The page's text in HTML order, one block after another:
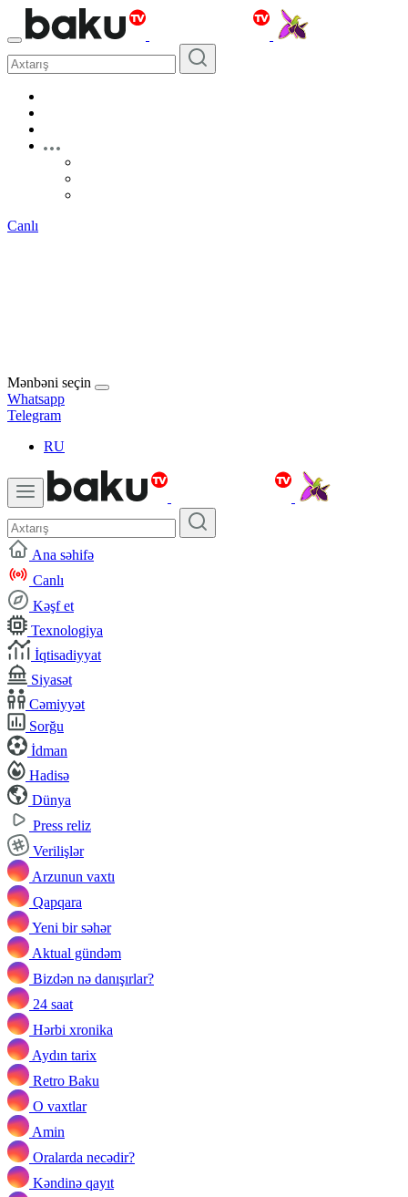
Canlı
Mənbəni seçin
Whatsapp
Telegram
RU
Ana səhifə
Canlı
Kəşf et
Texnologiya
İqtisadiyyat
Siyasət
Cəmiyyət
Sorğu
İdman
Hadisə
Dünya
Press reliz
Verilişlər
Arzunun vaxtı
Qapqara
Yeni bir səhər
Aktual gündəm
Bizdən nə danışırlar?
24 saat
Hərbi xronika
Aydın tarix
Retro Baku
O vaxtlar
Amin
Oralarda necədir?
Kəndinə qayıt